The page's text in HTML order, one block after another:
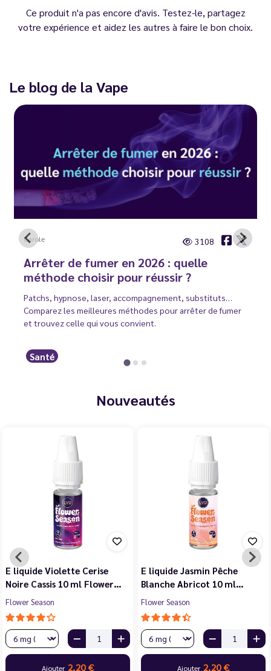
Ce produit n'a pas encore d'avis. Testez-le, partagez
votre expérience et aidez les autres à faire le bon choix.
Le blog de la Vape
Carole 3108
Arrêter de fumer en 2026 : quelle
méthode choisir pour réussir ?
Patchs, hypnose, laser, accompagnement, substituts…
Comparez les meilleures méthodes pour arrêter de fumer
et trouvez celle qui vous convient.
Santé
Nouveautés
E liquide Violette Cerise
Noire Cassis 10 ml Flower…
Flower Season
Ajouter 2,20 €
E liquide Jasmin Pêche
Blanche Abricot 10 ml…
Flower Season
Ajouter 2,20 €